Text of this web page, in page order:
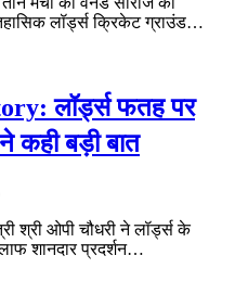
लॉर्ड्स क्रिकेट ग्राउंड…
लॉर्ड्स फतह पर
कही बड़ी बात
श्री ओपी चौधरी ने लॉर्ड्स के
शानदार प्रदर्शन…